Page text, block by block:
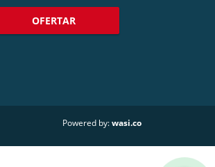
OFERTAR
Powered by:wasi.co